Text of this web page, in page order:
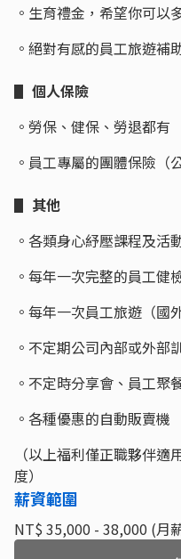
。生育禮金，希望你可以
。絕對有感的員工旅遊補
▋ 個人保險
。勞保、健保、勞退都有
。員工專屬的團體保險（
▋ 其他
。各類身心紓壓課程及活
。每年一次完整的員工健
。每年一次員工旅遊（國
。不定期公司內部或外部
。不定時分享會、員工聚
。各種優惠的自動販賣機
（以上福利僅正職夥伴
度）
薪資範圍
NT$ 35,000 - 38,000 (月